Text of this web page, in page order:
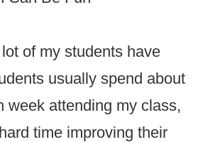
of my students have
usually spend about
week attending my class,
time improving their